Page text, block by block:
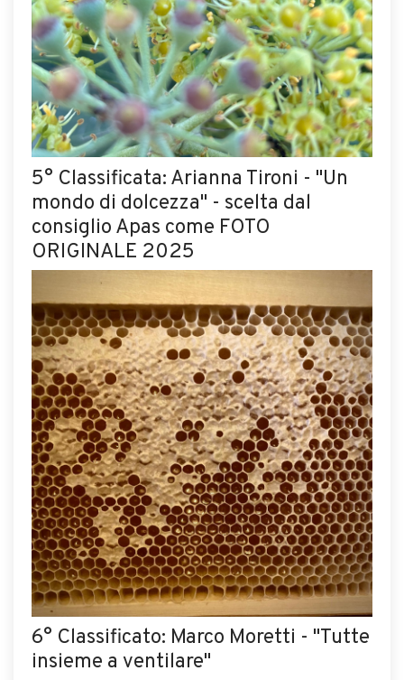
5° Classificata: Arianna Tironi - "Un
mondo di dolcezza" - scelta dal
consiglio Apas come FOTO
ORIGINALE 2025
6° Classificato: Marco Moretti - "Tutte
insieme a ventilare"